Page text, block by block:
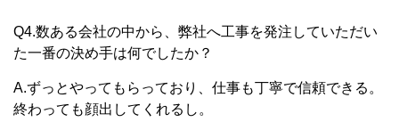
Q4.数ある会社の中から、弊社へ工事を発注していただい
た一番の決め手は何でしたか？
A.ずっとやってもらっており、仕事も丁寧で信頼できる。
終わっても顔出してくれるし。